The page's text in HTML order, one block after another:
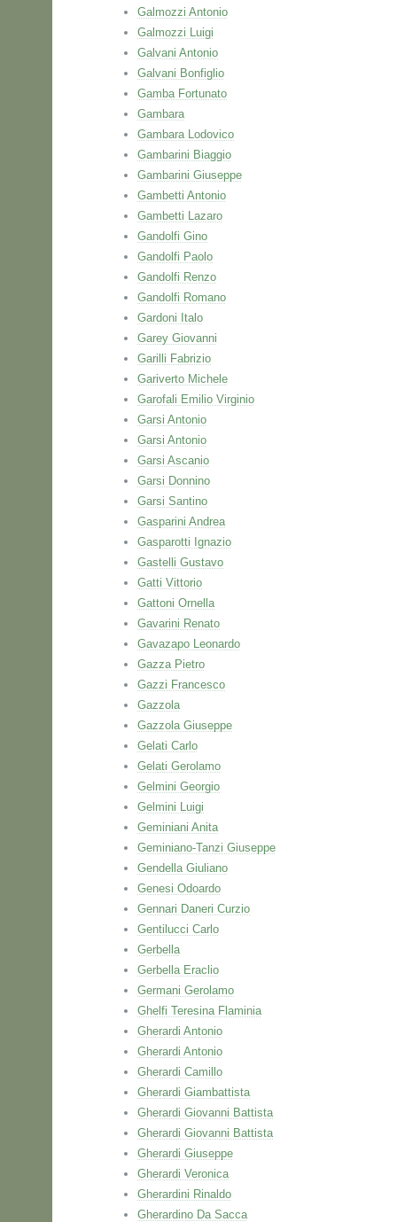
Galmozzi Antonio
Galmozzi Luigi
Galvani Antonio
Galvani Bonfiglio
Gamba Fortunato
Gambara
Gambara Lodovico
Gambarini Biaggio
Gambarini Giuseppe
Gambetti Antonio
Gambetti Lazaro
Gandolfi Gino
Gandolfi Paolo
Gandolfi Renzo
Gandolfi Romano
Gardoni Italo
Garey Giovanni
Garilli Fabrizio
Gariverto Michele
Garofali Emilio Virginio
Garsi Antonio
Garsi Antonio
Garsi Ascanio
Garsi Donnino
Garsi Santino
Gasparini Andrea
Gasparotti Ignazio
Gastelli Gustavo
Gatti Vittorio
Gattoni Ornella
Gavarini Renato
Gavazapo Leonardo
Gazza Pietro
Gazzi Francesco
Gazzola
Gazzola Giuseppe
Gelati Carlo
Gelati Gerolamo
Gelmini Georgio
Gelmini Luigi
Geminiani Anita
Geminiano-Tanzi Giuseppe
Gendella Giuliano
Genesi Odoardo
Gennari Daneri Curzio
Gentilucci Carlo
Gerbella
Gerbella Eraclio
Germani Gerolamo
Ghelfi Teresina Flaminia
Gherardi Antonio
Gherardi Antonio
Gherardi Camillo
Gherardi Giambattista
Gherardi Giovanni Battista
Gherardi Giovanni Battista
Gherardi Giuseppe
Gherardi Veronica
Gherardini Rinaldo
Gherardino Da Sacca